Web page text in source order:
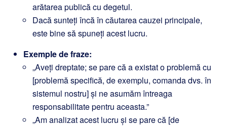
arătarea publică cu degetul.
Dacă sunteți încă în căutarea cauzei principale,
este bine să spuneți acest lucru.
Exemple de fraze:
„Aveți dreptate; se pare că a existat o problemă cu
[problemă specifică, de exemplu, comanda dvs. în
sistemul nostru] și ne asumăm întreaga
responsabilitate pentru aceasta.”
„Am analizat acest lucru și se pare că [de